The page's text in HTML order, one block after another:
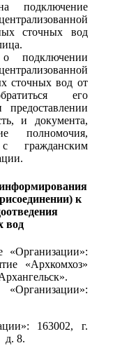
подключение
сточных вод
подключении
сточных вод от
его
и документа,
полномочия,
гражданским
к
вод
«Организации»:
«Архкомхоз»
163002, г.
8.